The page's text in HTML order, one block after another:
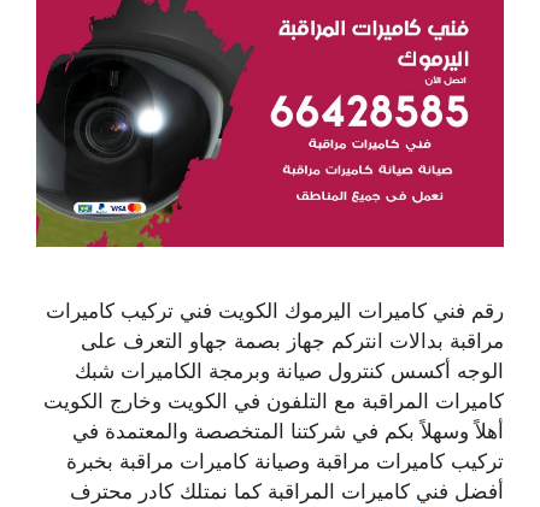
رقم فني كاميرات اليرموك الكويت فني تركيب كاميرات
مراقبة بدالات انتركم جهاز بصمة جهاو التعرف على
الوجه أكسس كنترول صيانة وبرمجة الكاميرات شبك
كاميرات المراقبة مع التلفون في الكويت وخارج الكويت
أهلاً وسهلاً بكم في شركتنا المتخصصة والمعتمدة في
تركيب كاميرات مراقبة وصيانة كاميرات مراقبة بخبرة
أفضل فني كاميرات المراقبة كما نمتلك كادر محترف